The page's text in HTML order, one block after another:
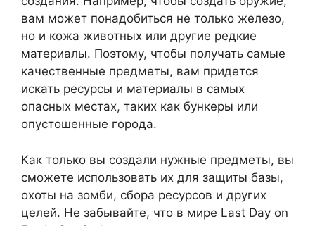
вам может понадобиться не только железо,
но и кожа животных или другие редкие
материалы. Поэтому, чтобы получать самые
качественные предметы, вам придется
искать ресурсы и материалы в самых
опасных местах, таких как бункеры или
опустошенные города.
Как только вы создали нужные предметы, вы
сможете использовать их для защиты базы,
охоты на зомби, сбора ресурсов и других
целей. Не забывайте, что в мире Last Day on